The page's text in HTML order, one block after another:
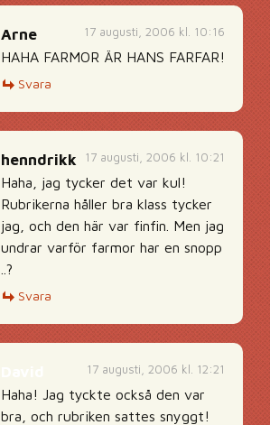
17 augusti, 2006 kl. 10:16
Arne
HAHA FARMOR ÄR HANS FARFAR!
Svara
17 augusti, 2006 kl. 10:21
henndrikk
Haha, jag tycker det var kul!
Rubrikerna håller bra klass tycker
jag, och den här var finfin. Men jag
undrar varför farmor har en snopp
..?
Svara
17 augusti, 2006 kl. 12:21
Haha! Jag tyckte också den var
bra, och rubriken sattes snyggt!